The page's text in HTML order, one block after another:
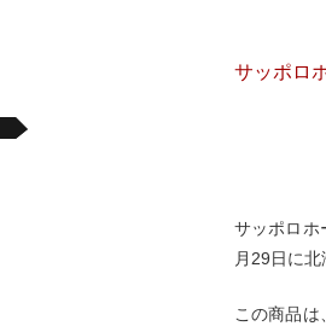
サッポロ
サッポロホ
月29日に北
この商品